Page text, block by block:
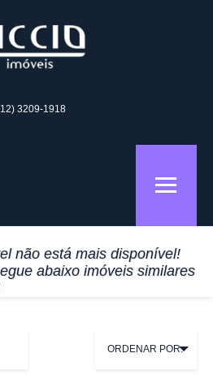
3209-1918
não está mais disponível!
abaixo imóveis similares
ORDENAR POR: